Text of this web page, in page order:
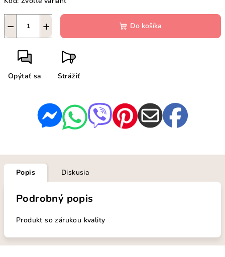
+
− Do košíka
Opýtať sa Strážiť
Popis Diskusia
Podrobný popis
Produkt so zárukou kvality